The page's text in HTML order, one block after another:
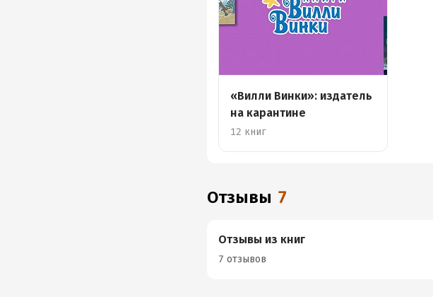
«Вилли Винки»: издатель
на карантине
12 книг
Отзывы 7
Отзывы из книг
7 отзывов